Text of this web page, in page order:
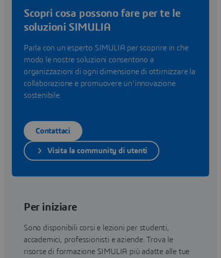
Scopri cosa possono fare per te le
soluzioni SIMULIA
Parla con un esperto SIMULIA per scoprire in che
modo le nostre soluzioni consentono a
organizzazioni di ogni dimensione di ottimizzare la
collaborazione e promuovere un'innovazione
sostenibile.
Contattaci
Visita la community di utenti
Per iniziare
Sono disponibili corsi e lezioni per studenti,
accademici, professionisti e aziende. Trova le
risorse di formazione SIMULIA più adatte alle tue